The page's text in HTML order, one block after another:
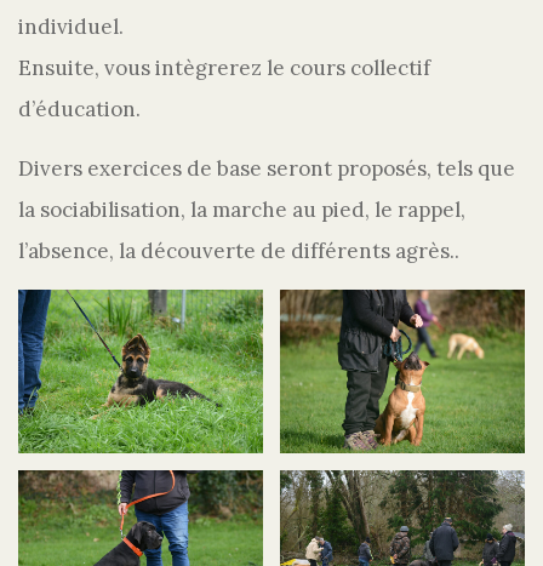
individuel.
Ensuite, vous intègrerez le cours collectif
d’éducation.
Divers exercices de base seront proposés, tels que
la sociabilisation, la marche au pied, le rappel,
l’absence, la découverte de différents agrès..